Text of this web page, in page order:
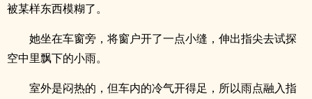
被某样东西模糊了。
她坐在车窗旁，将窗户开了一点小缝，伸出指尖去试探
空中里飘下的小雨。
室外是闷热的，但车内的冷气开得足，所以雨点融入指